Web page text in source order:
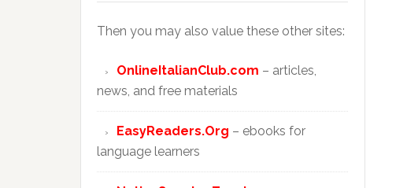
Then you may also value these other sites:
OnlineItalianClub.com – articles,
news, and free materials
EasyReaders.Org – ebooks for
language learners